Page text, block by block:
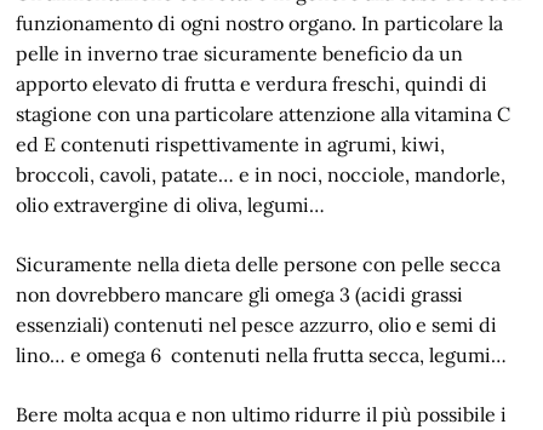
funzionamento di ogni nostro organo. In particolare la
pelle in inverno trae sicuramente beneficio da un
apporto elevato di frutta e verdura freschi, quindi di
stagione con una particolare attenzione alla vitamina C
ed E contenuti rispettivamente in agrumi, kiwi,
broccoli, cavoli, patate… e in noci, nocciole, mandorle,
olio extravergine di oliva, legumi…
Sicuramente nella dieta delle persone con pelle secca
non dovrebbero mancare gli omega 3 (acidi grassi
essenziali) contenuti nel pesce azzurro, olio e semi di
lino… e omega 6 contenuti nella frutta secca, legumi…
Bere molta acqua e non ultimo ridurre il più possibile i